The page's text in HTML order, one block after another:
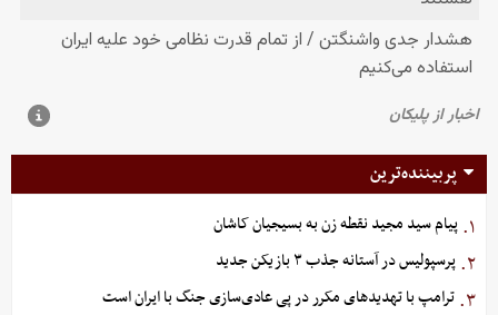
پربیننده‌ترین
۱. پیام سید مجید نقطه زن به بسیجیان کاشان
۲. پرسپولیس در آستانه جذب ۳ بازیکن جدید
۳. ترامپ با تهدیدهای مکرر در پی عادی‌سازی جنگ با ایران است